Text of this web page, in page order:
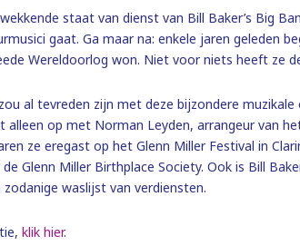
staat van dienst van Bill Baker’s Big
gaat. Ga maar na: enkele jaren geleden
Wereldoorlog won. Niet voor niets heeft ze
al tevreden zijn met deze bijzondere
alleen op met Norman Leyden, arrangeur van
ze eregast op het Glenn Miller Festival in
Glenn Miller Birthplace Society. Ook is Bill
zodanige waslijst van verdiensten.
klik hier.